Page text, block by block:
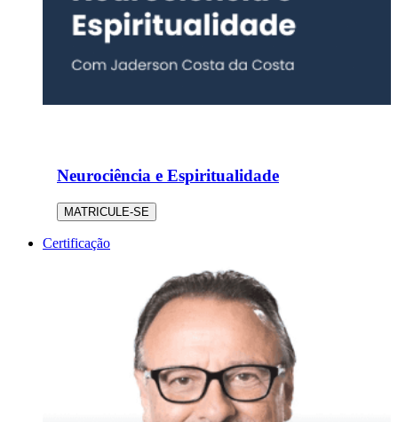
Neurociência e Espiritualidade
MATRICULE-SE
Certificação